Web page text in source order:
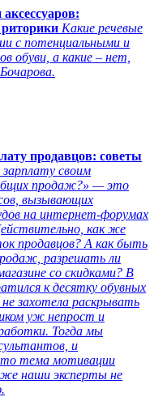
Какие речевые
с потенциальными и
обуви, а какие – нет,
продавцов: советы
своим
продаж?» — это
вызывающих
на интернет-форумах
как же
продавцов? А как быть
разрешать ли
со скидками? В
к десятку обувных
захотела раскрывать
уж непрост и
Тогда мы
и
тема мотивации
наши эксперты не